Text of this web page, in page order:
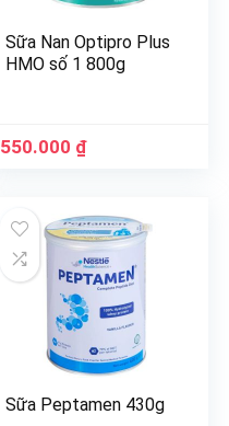
Sữa Nan Optipro Plus
HMO số 1 800g
550.000 ₫
Sữa Peptamen 430g